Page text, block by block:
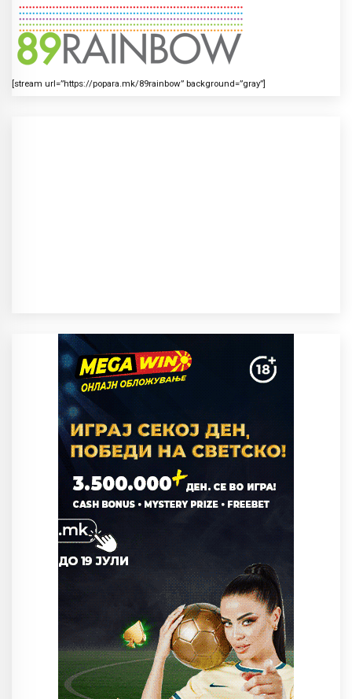
[stream url=”https://popara.mk/89rainbow” background=”gray”]